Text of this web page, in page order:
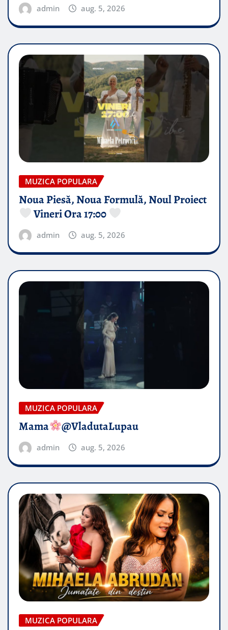
admin aug. 5, 2026
MUZICA POPULARA
Noua Piesă, Noua Formulă, Noul Proiect
Vineri Ora 17:00
admin aug. 5, 2026
MUZICA POPULARA
Mama @VladutaLupau
admin aug. 5, 2026
MUZICA POPULARA